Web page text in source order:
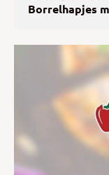
Borrelhapjes